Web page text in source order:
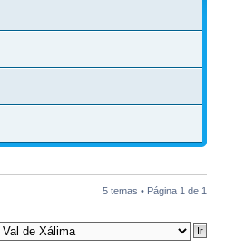
5 temas • Página 1 de 1